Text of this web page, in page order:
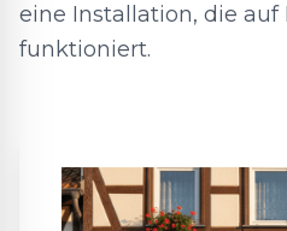
eine Installation, die auf
funktioniert.